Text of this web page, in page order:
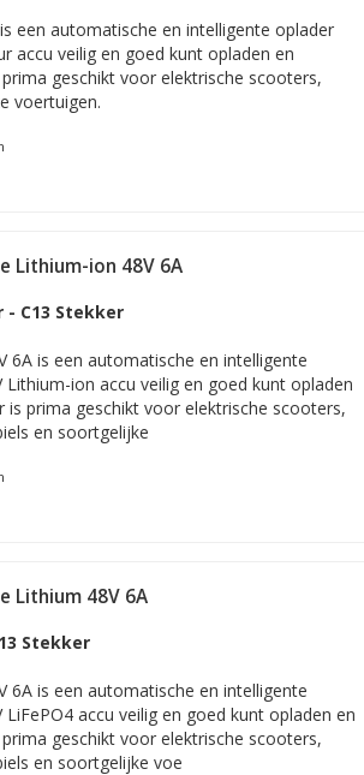
een automatische en intelligente oplader
accu veilig en goed kunt opladen en
geschikt voor elektrische scooters,
voertuigen.
Lithium-ion 48V 6A
C13 Stekker
6A is een automatische en intelligente
ion accu veilig en goed kunt opladen
is prima geschikt voor elektrische scooters,
en soortgelijke
Lithium 48V 6A
Stekker
6A is een automatische en intelligente
accu veilig en goed kunt opladen en
geschikt voor elektrische scooters,
en soortgelijke voe